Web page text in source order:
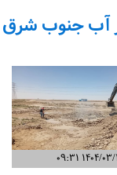
آب جنوب شرق
۰۳/۱۹ ۰۹:۳۱